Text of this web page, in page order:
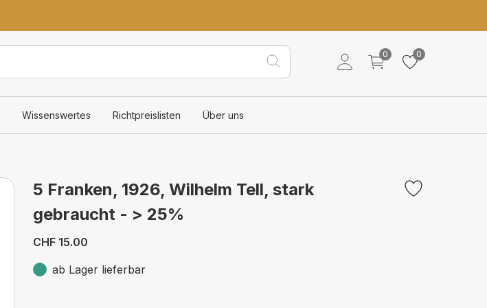
0
0
Wissenswertes Richtpreislisten Über uns
5 Franken, 1926, Wilhelm Tell, stark
gebraucht - > 25%
CHF 15.00
ab Lager lieferbar